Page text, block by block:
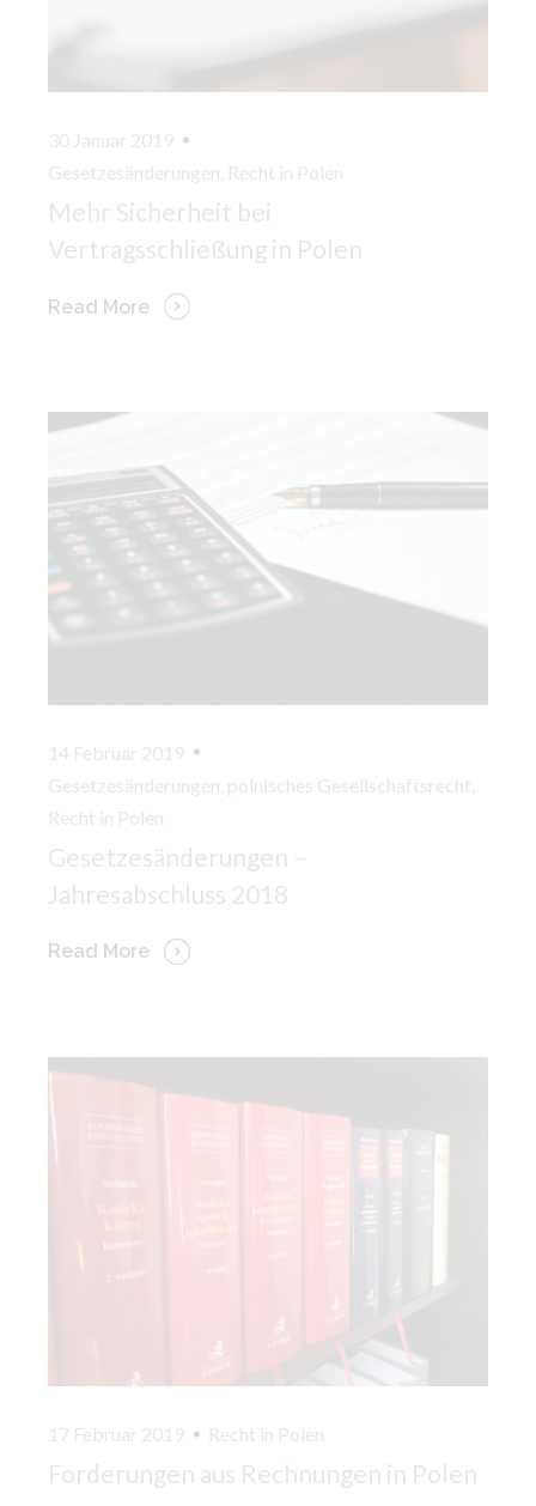
30 Januar 2019
Gesetzesänderungen Recht in Polen
Mehr Sicherheit bei
Vertragsschließung in Polen
Read More
14 Februar 2019
Gesetzesänderungen polnisches Gesellschaftsrecht
Recht in Polen
Gesetzesänderungen –
Jahresabschluss 2018
Read More
17 Februar 2019 Recht in Polen
Forderungen aus Rechnungen in Polen